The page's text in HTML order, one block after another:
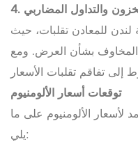
والتداول المضاربي
للمعادن تقلبات، حيث
بشأن العرض. ومع
توقعات أسعار الألومنيوم
لأسعار الألومنيوم على ما
يلي: